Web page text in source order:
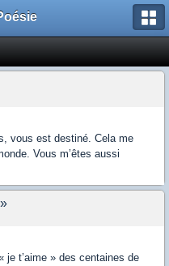
vous est destiné. Cela me
Vous m’êtes aussi
je t’aime » des centaines de